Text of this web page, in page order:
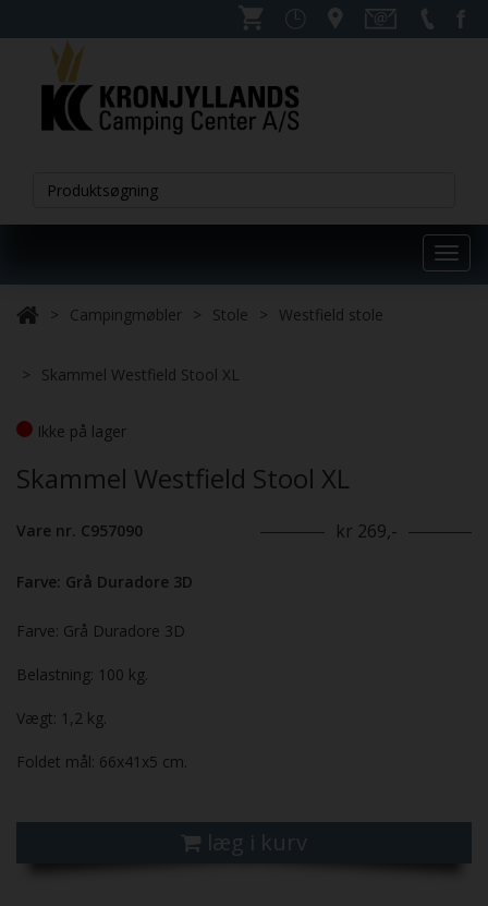
Campingmøbler Stole Westfield stole
Skammel Westfield Stool XL
Ikke på lager
Skammel Westfield Stool XL
Vare nr. C957090 kr 269,-
Farve: Grå Duradore 3D
Farve: Grå Duradore 3D
Belastning: 100 kg.
Vægt: 1,2 kg.
Foldet mål: 66x41x5 cm.
læg i kurv